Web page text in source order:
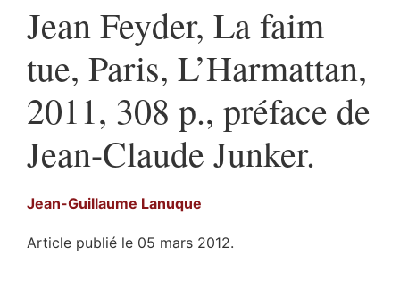
Jean Feyder, La faim
tue, Paris, L’Harmattan,
2011, 308 p., préface de
Jean-Claude Junker.
Jean-Guillaume Lanuque
Article publié le 05 mars 2012.